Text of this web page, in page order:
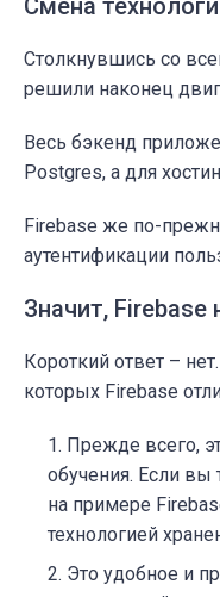
Смена
Столкнувшись со
решили наконец
Весь бэкенд
Postgres, а для
Firebase же по-
аутентификации
Значит, Firebase
Короткий ответ –
которых Firebase
Прежде всего,
обучения. Если вы
на примере
технологией
Это удобное и